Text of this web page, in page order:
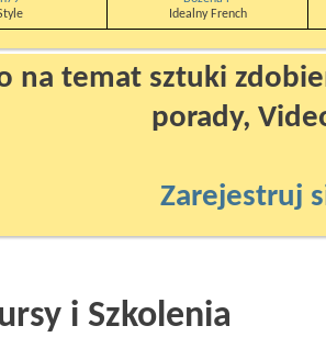
Idealny French
na temat sztuki
porady,
Zarejestruj
i Szkolenia